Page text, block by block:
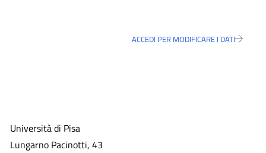
ACCEDI PER MODIFICARE I DATI
Università di Pisa
Lungarno Pacinotti, 43